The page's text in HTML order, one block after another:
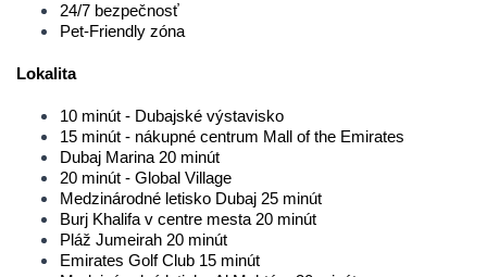
24/7 bezpečnosť
Pet-Friendly zóna
Lokalita
10 minút - Dubajské výstavisko
15 minút - nákupné centrum Mall of the Emirates
Dubaj Marina 20 minút
20 minút - Global Village
Medzinárodné letisko Dubaj 25 minút
Burj Khalifa v centre mesta 20 minút
Pláž Jumeirah 20 minút
Emirates Golf Club 15 minút